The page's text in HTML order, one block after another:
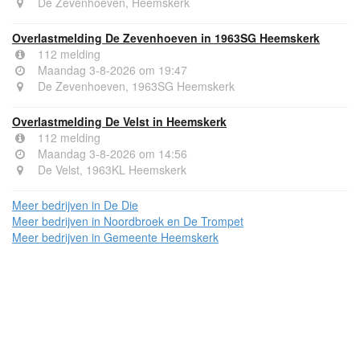
Overlastmelding De Zevenhoeven in 1963SG Heemskerk
112 melding
Maandag 3-8-2026 om 19:47
De Zevenhoeven, 1963SG Heemskerk
Overlastmelding De Velst in Heemskerk
112 melding
Maandag 3-8-2026 om 14:56
De Velst, 1963KL Heemskerk
Meer bedrijven in De Die
Meer bedrijven in Noordbroek en De Trompet
Meer bedrijven in Gemeente Heemskerk